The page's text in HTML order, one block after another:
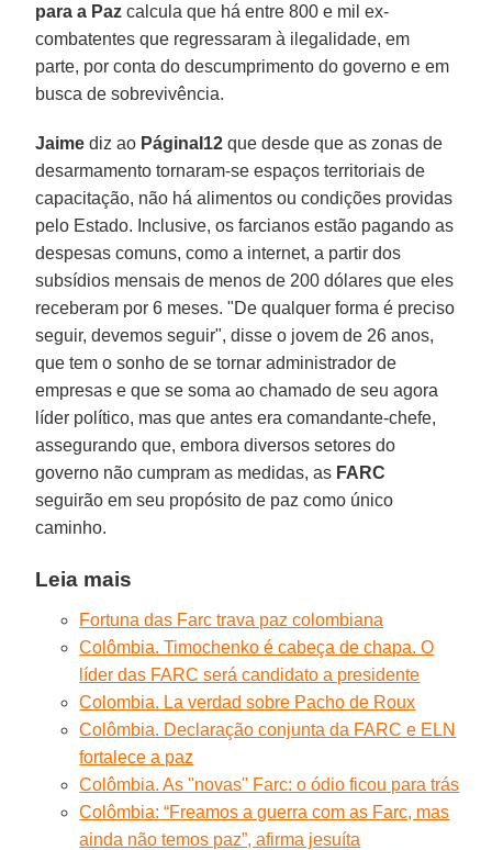
para a Paz calcula que há entre 800 e mil ex-
combatentes que regressaram à ilegalidade, em
parte, por conta do descumprimento do governo e em
busca de sobrevivência.
Jaime diz ao PáginaI12 que desde que as zonas de
desarmamento tornaram-se espaços territoriais de
capacitação, não há alimentos ou condições providas
pelo Estado. Inclusive, os farcianos estão pagando as
despesas comuns, como a internet, a partir dos
subsídios mensais de menos de 200 dólares que eles
receberam por 6 meses. "De qualquer forma é preciso
seguir, devemos seguir", disse o jovem de 26 anos,
que tem o sonho de se tornar administrador de
empresas e que se soma ao chamado de seu agora
líder político, mas que antes era comandante-chefe,
assegurando que, embora diversos setores do
governo não cumpram as medidas, as FARC
seguirão em seu propósito de paz como único
caminho.
Leia mais
Fortuna das Farc trava paz colombiana
Colômbia. Timochenko é cabeça de chapa. O
líder das FARC será candidato a presidente
Colombia. La verdad sobre Pacho de Roux
Colômbia. Declaração conjunta da FARC e ELN
fortalece a paz
Colômbia. As ''novas'' Farc: o ódio ficou para trás
Colômbia: “Freamos a guerra com as Farc, mas
ainda não temos paz”, afirma jesuíta